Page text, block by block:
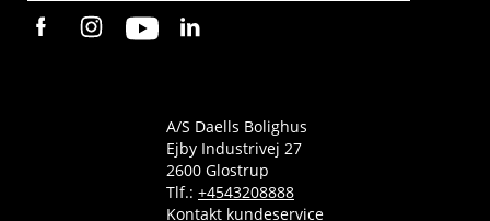
A/S Daells Bolighus
Ejby Industrivej 27
2600 Glostrup
Tlf.: +4543208888
Kontakt kundeservice